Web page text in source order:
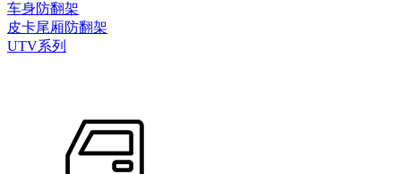
车身防翻架
皮卡尾厢防翻架
UTV系列